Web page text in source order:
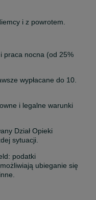
i z powrotem.
praca nocna (od 25%
wypłacane do 10.
i legalne warunki
Dział Opieki
sytuacji.
podatki
ubieganie się